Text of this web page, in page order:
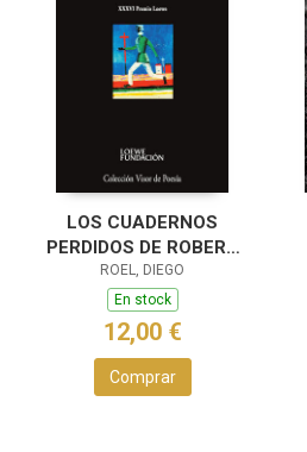
LOS CUADERNOS
PERDIDOS DE ROBERT
WALSER
ROEL, DIEGO
En stock
12,00 €
Comprar